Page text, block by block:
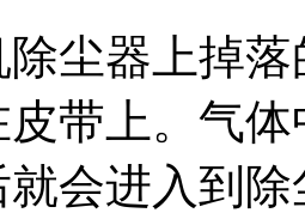
尘器上掉
带上。气
会进入到